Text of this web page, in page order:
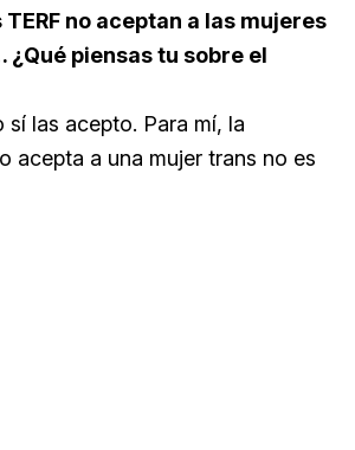
no aceptan a las mujeres
piensas tu sobre el
sí las acepto. Para mí, la
acepta a una mujer trans no es